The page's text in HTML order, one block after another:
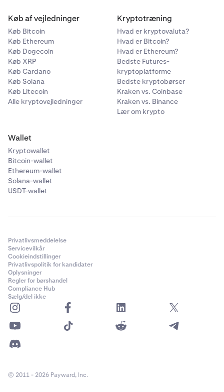
Køb af vejledninger
Køb Bitcoin
Køb Ethereum
Køb Dogecoin
Køb XRP
Køb Cardano
Køb Solana
Køb Litecoin
Alle kryptovejledninger
Kryptotræning
Hvad er kryptovaluta?
Hvad er Bitcoin?
Hvad er Ethereum?
Bedste Futures-
kryptoplatforme
Bedste kryptobørser
Kraken vs. Coinbase
Kraken vs. Binance
Lær om krypto
Wallet
Kryptowallet
Bitcoin-wallet
Ethereum-wallet
Solana-wallet
USDT-wallet
Privatlivsmeddelelse
Servicevilkår
Cookieindstillinger
Privatlivspolitik for kandidater
Oplysninger
Regler for børshandel
Compliance Hub
Sælg/del ikke
© 2011 - 2026 Payward, Inc.